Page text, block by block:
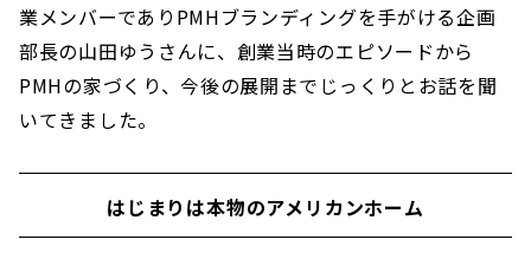
業メンバーでありPMHブランディングを手がける企画
部長の山田ゆうさんに、創業当時のエピソードから
PMHの家づくり、今後の展開までじっくりとお話を聞
いてきました。
はじまりは本物のアメリカンホーム